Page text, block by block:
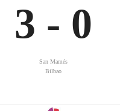
3 - 0
San Mamés
Bilbao